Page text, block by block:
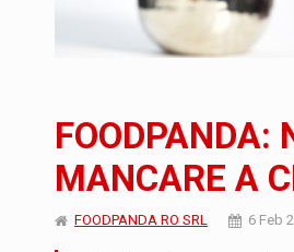
Fondul de
RANGE ROVER
STIRI JAECOO 5
ARTICOLE
FOODPANDA:
MANCARE A
FOODPANDA RO SRL 6 Feb